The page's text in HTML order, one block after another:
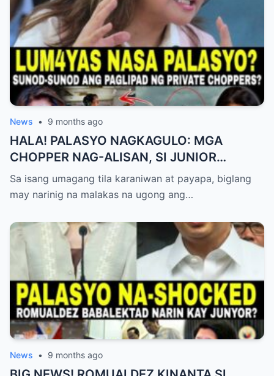
News • 9 months ago
HALA! PALASYO NAGKAGULO: MGA
CHOPPER NAG-ALISAN, SI JUNIOR
NAGHAHAKOT?!
Sa isang umagang tila karaniwan at payapa, biglang
may narinig na malakas na ugong ang…
News • 9 months ago